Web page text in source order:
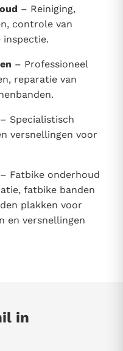
– Reiniging,
controle van
inspectie.
– Professioneel
reparatie van
– Specialistisch
versnellingen voor
– Fatbike onderhoud
fatbike banden
plakken voor
en versnellingen
in